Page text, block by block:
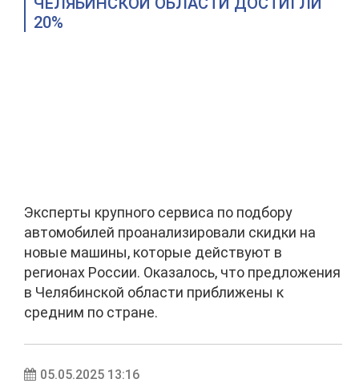
20%
Эксперты крупного сервиса по подбору
автомобилей проанализировали скидки на
новые машины, которые действуют в
регионах России. Оказалось, что предложения
в Челябинской области приближены к
средним по стране.
05.05.2025 13:16